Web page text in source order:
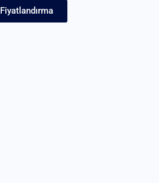
Fiyatlandırma